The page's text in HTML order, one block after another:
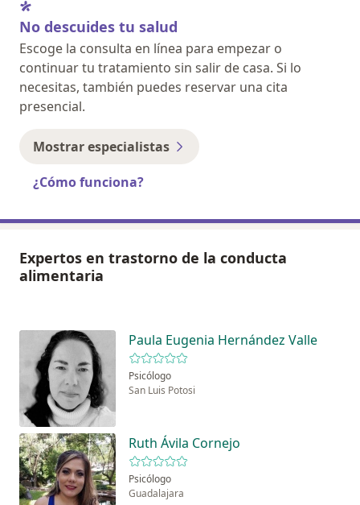
No descuides tu salud
Escoge la consulta en línea para empezar o
continuar tu tratamiento sin salir de casa. Si lo
necesitas, también puedes reservar una cita
presencial.
Mostrar especialistas
¿Cómo funciona?
Expertos en trastorno de la conducta
alimentaria
Paula Eugenia Hernández Valle
Psicólogo
San Luis Potosi
Ruth Ávila Cornejo
Psicólogo
Guadalajara